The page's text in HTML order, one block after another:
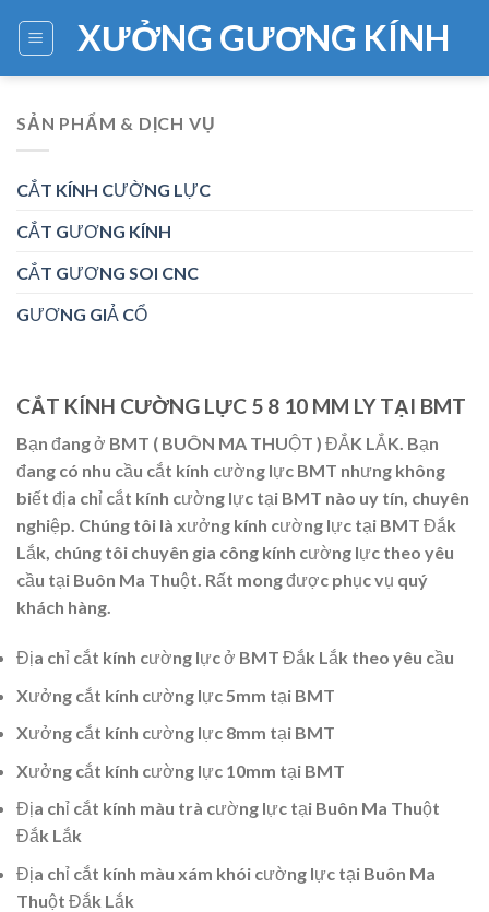
XƯỞNG GƯƠNG KÍNH
CẮT KÍNH CƯỜNG LỰC 5 8 10 MM LY TẠI BMT
Bạn đang ở BMT ( BUÔN MA THUỘT ) ĐẮK LẮK. Bạn
đang có nhu cầu cắt kính cường lực BMT nhưng không
biết địa chỉ cắt kính cường lực tại BMT nào uy tín, chuyên
nghiệp. Chúng tôi là xưởng kính cường lực tại BMT Đắk
Lắk, chúng tôi chuyên gia công kính cường lực theo yêu
cầu tại Buôn Ma Thuột. Rất mong được phục vụ quý
khách hàng.
Địa chỉ cắt kính cường lực ở BMT Đắk Lắk theo yêu cầu
Xưởng cắt kính cường lực 5mm tại BMT
Xưởng cắt kính cường lực 8mm tại BMT
Xưởng cắt kính cường lực 10mm tại BMT
Địa chỉ cắt kính màu trà cường lực tại Buôn Ma Thuột
Đắk Lắk
Địa chỉ cắt kính màu xám khói cường lực tại Buôn Ma
Thuột Đắk Lắk
SẢN PHẨM & DỊCH VỤ
CẮT KÍNH CƯỜNG LỰC
CẮT GƯƠNG KÍNH
CẮT GƯƠNG SOI CNC
GƯƠNG GIẢ CỔ